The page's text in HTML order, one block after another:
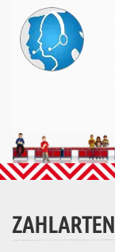
ZAHLARTEN